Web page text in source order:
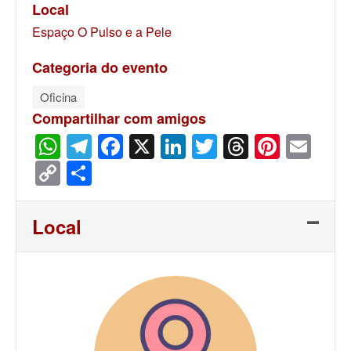
Local
Espaço O Pulso e a Pele
Categoria do evento
Oficina
Compartilhar com amigos
WhatsApp
Telegram
Facebook
X LinkedIn
Twitter
Threads
Copy
Link
Local